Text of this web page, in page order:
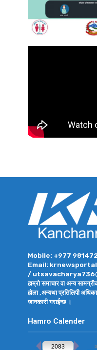
Mobile: +977
Email:
/
हाम्रो समाचार वा अन्य
होला ,अन्यथा प्रतिलिपी
जानकारी गराईन्छ ।
Hamro Calender